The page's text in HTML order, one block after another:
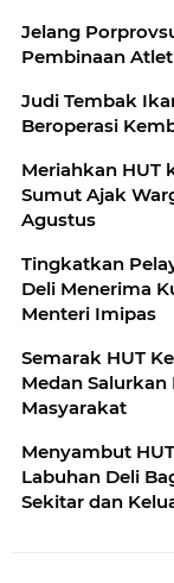
Jelang
Pembinaan Atlet
Judi Tembak
Beroperasi
Meriahkan HUT
Sumut Ajak
Agustus
Tingkatkan
Deli Menerima
Menteri Imipas
Semarak HUT
Medan
Masyarakat
Menyambut
Labuhan Deli
Sekitar dan